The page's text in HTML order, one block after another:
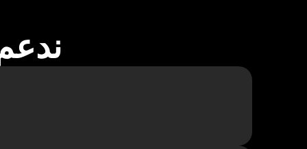
ندعم